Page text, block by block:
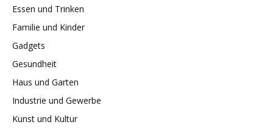
Essen und Trinken
Familie und Kinder
Gadgets
Gesundheit
Haus und Garten
Industrie und Gewerbe
Kunst und Kultur